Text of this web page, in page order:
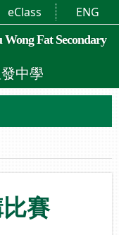
Fat Secondary
中學
eClass ENG
賽